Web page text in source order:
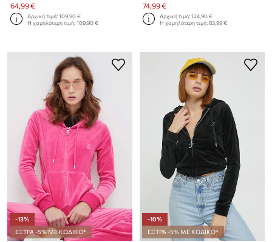
64,99 €
Αρχική τιμή:109,90 €
Η χαμηλότερη τιμή:109,90 €
74,99 €
Αρχική τιμή:124,90 €
Η χαμηλότερη τιμή:83,99 €
-13%
ΕΞΤΡΑ -5% ΜΕ ΚΩΔΙΚΟ*
-10%
ΕΞΤΡΑ -5% ΜΕ ΚΩΔΙΚΟ*